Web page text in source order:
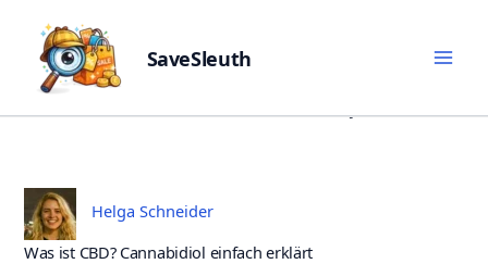
SaveSleuth
Helga Schneider
Was ist CBD? Cannabidiol einfach erklärt